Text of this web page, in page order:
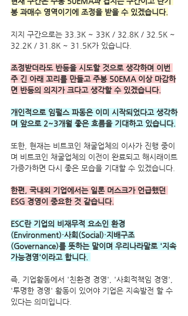
봉 과매수 영역이기에 조정을 받을 수 있겠습니다.
지지 구간으로는 33.3K ~ 33K / 32.8K / 32.5K ~
32.2K / 31.8K ~ 31.5K가 있습니다.
조정받더라도 반등을 시도할 것으로 생각하며 이번
주 긴 아래 꼬리를 만들고 주봉 50EMA 이상 마감하
면 반등의 의지가 크다고 생각할 수 있겠습니다.
개인적으로 임펄스 파동은 이미 시작되었다고 생각하
며 앞으로 2~3개월 좋은 흐름을 기대하고 있습니다.
또한, 현재는 비트코인 채굴업체의 이사가 진행 중이
며 비트코인 채굴업체의 이전이 완료되고 해시래이트
가증가하면 다시 좋은 모습을 기대할 수 있겠습니다.
한편, 국내외 기업에서는 일론 머스크가 언급했던
ESG 경영이 중요한 것 같습니다.
ESC란 기업의 비재무적 요소인 환경
(Environment)·사회(Social)·지배구조
(Governance)를 뜻하는 말이며 우리나라말로 '지속
가능경영'이라고 합니다.
즉, 기업활동에서 '친환경 경영', '사회적책임 경영',
'투명한 경영' 활동이 있어야 기업은 지속발전 할 수
있다는 의미입니다.